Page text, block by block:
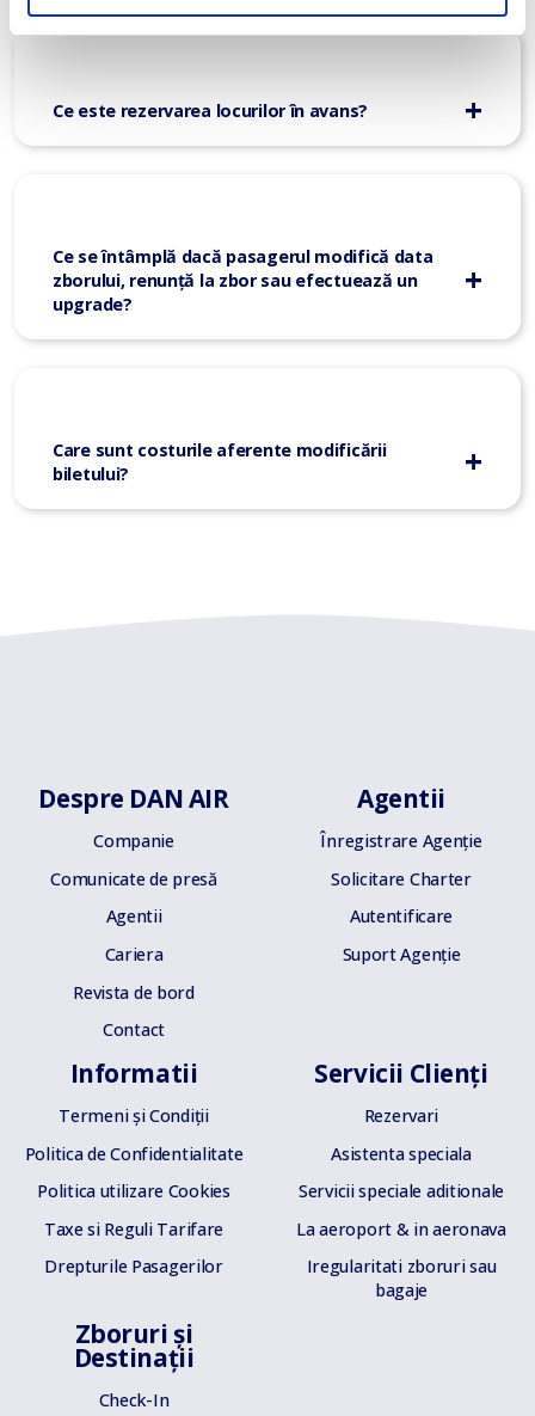
Ce este rezervarea locurilor în avans?
Ce se întâmplă dacă pasagerul modifică data
zborului, renunță la zbor sau efectuează un
upgrade?
Care sunt costurile aferente modificării
biletului?
Despre DAN AIR
Companie
Comunicate de presă
Agentii
Cariera
Revista de bord
Contact
Agentii
Înregistrare Agenție
Solicitare Charter
Autentificare
Suport Agenție
Informatii
Termeni și Condiții
Politica de Confidentialitate
Politica utilizare Cookies
Taxe si Reguli Tarifare
Drepturile Pasagerilor
Servicii Clienți
Rezervari
Asistenta speciala
Servicii speciale aditionale
La aeroport & in aeronava
Iregularitati zboruri sau
bagaje
Zboruri și
Destinații
Check-In